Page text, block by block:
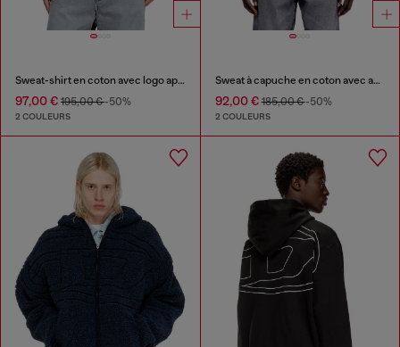
Sweat-shirt en coton avec logo appliqué
97,00 € 195,00 €-50%
2 COULEURS
Sweat à capuche en coton avec appliqué D
92,00 €185,00 €-50%
2 COULEURS